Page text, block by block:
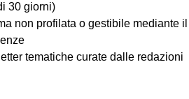
30 giorni)
non profilata o gestibile mediante il
tematiche curate dalle redazioni